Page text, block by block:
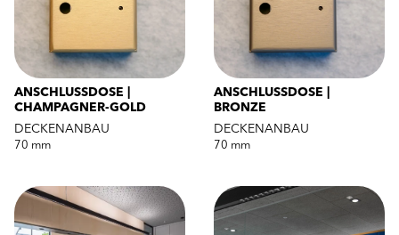
ANSCHLUSSDOSE |
CHAMPAGNER-GOLD
DECKENANBAU
70 mm
ANSCHLUSSDOSE |
BRONZE
DECKENANBAU
70 mm